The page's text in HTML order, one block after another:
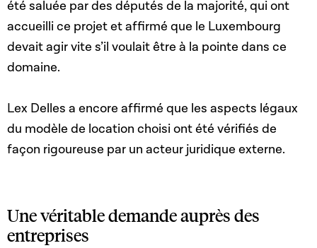
été saluée par des députés de la majorité, qui ont
accueilli ce projet et affirmé que le Luxembourg
devait agir vite s’il voulait être à la pointe dans ce
domaine.
Lex Delles a encore affirmé que les aspects légaux
du modèle de location choisi ont été vérifiés de
façon rigoureuse par un acteur juridique externe.
Une véritable demande auprès des
entreprises